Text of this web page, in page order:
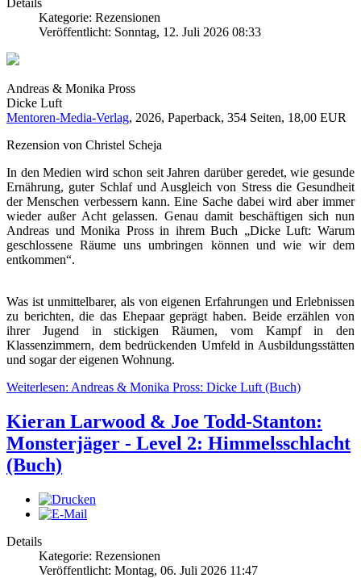
Kategorie: Rezensionen
Veröffentlicht: Sonntag, 12. Juli 2026 08:33
Andreas & Monika Pross
Dicke Luft
Mentoren-Media-Verlag, 2026, Paperback, 354 Seiten, 18,00 EUR
Rezension von Christel Scheja
In den Medien wird schon seit Jahren darüber geredet, wie gesunde
Ernährung, guter Schlaf und Ausgleich von Stress die Gesundheit
der Menschen verbessern kann. Eine Sache dabei wird aber immer
wieder außer Acht gelassen. Genau damit beschäftigen sich nun
Andreas und Monika Pross in ihrem Buch „Dicke Luft: Warum
geschlossene Räume uns umbringen können und wie wir dem
entkommen“.
Was ist unmittelbarer, als von eigenen Erfahrungen und Erlebnissen
zu berichten, die das Ehepaar geprägt haben. Beide erzählen von
ihrer Jugend in stickigen Räumen, vom Kampf in den
Klassenzimmern, dem bedrückenden Umfeld in Ausbildungsstätten
und sogar der eigenen Wohnung.
Weiterlesen: Andreas & Monika Pross: Dicke Luft (Buch)
Kieran Larwood & Joe Todd-Stanton:
Monsterjäger - Level 2: Himmelsschlacht
(Buch)
Details
Kategorie: Rezensionen
Veröffentlicht: Montag, 06. Juli 2026 11:47